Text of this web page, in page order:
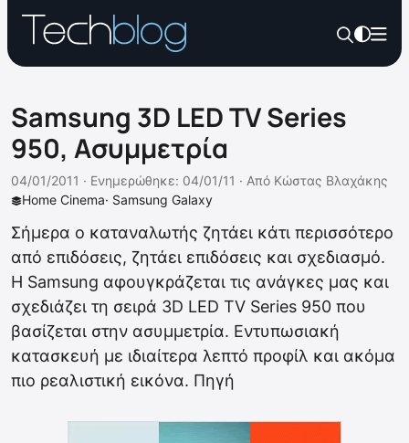
Samsung 3D LED TV Series
950, Ασυμμετρία
Home Cinema· Samsung Galaxy
04/01/2011 · Ενημερώθηκε: 04/01/11 · Από Κώστας Βλαχάκης
Σήμερα ο καταναλωτής ζητάει κάτι περισσότερο
από επιδόσεις, ζητάει επιδόσεις και σχεδιασμό.
Η Samsung αφουγκράζεται τις ανάγκες μας και
σχεδιάζει τη σειρά 3D LED TV Series 950 που
βασίζεται στην ασυμμετρία. Εντυπωσιακή
κατασκευή με ιδιαίτερα λεπτό προφίλ και ακόμα
πιο ρεαλιστική εικόνα. Πηγή